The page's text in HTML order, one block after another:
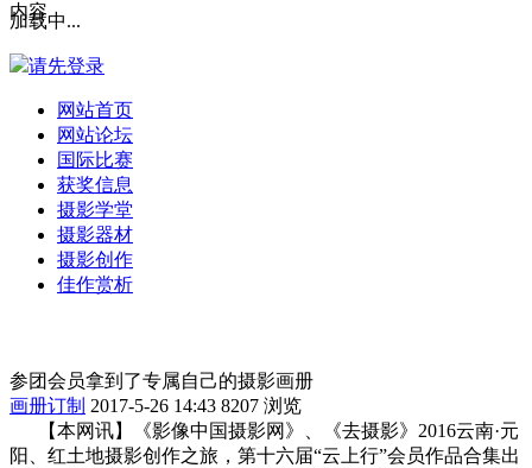
加载中...
请先登录
网站首页
网站论坛
国际比赛
获奖信息
摄影学堂
摄影器材
摄影创作
佳作赏析
内容
参团会员拿到了专属自己的摄影画册
画册订制 2017-5-26 14:43 8207 浏览
【本网讯】《影像中国摄影网》、《去摄影》2016云南·元
阳、红土地摄影创作之旅，第十六届“云上行”会员作品合集出